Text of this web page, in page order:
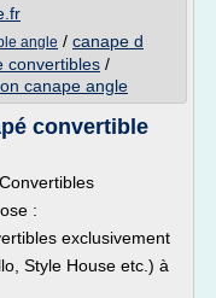
angle / canape d
convertibles /
canape angle
convertible
:
exclusivement
Style House etc.) à